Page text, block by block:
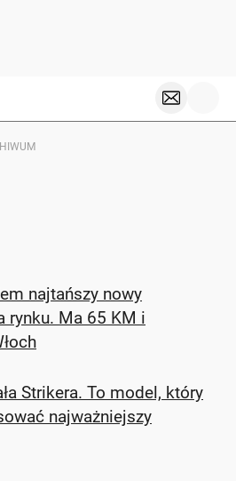
najtańszy nowy
rynku. Ma 65 KM i
Strikera. To model, który
najważniejszy